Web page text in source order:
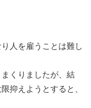
人を雇うことは難し
くりましたが、結
抑えようとすると、